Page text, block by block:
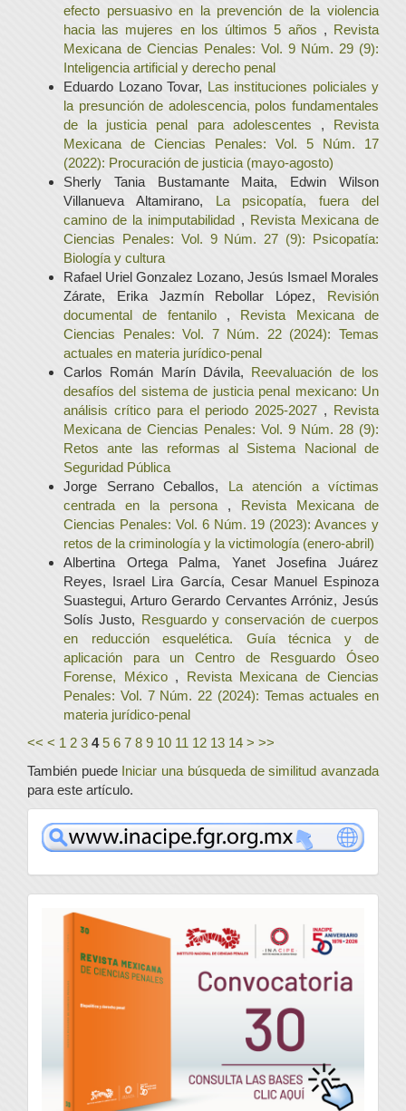
efecto persuasivo en la prevención de la violencia
hacia las mujeres en los últimos 5 años , Revista
Mexicana de Ciencias Penales: Vol. 9 Núm. 29 (9):
Inteligencia artificial y derecho penal
Eduardo Lozano Tovar, Las instituciones policiales y
la presunción de adolescencia, polos fundamentales
de la justicia penal para adolescentes , Revista
Mexicana de Ciencias Penales: Vol. 5 Núm. 17
(2022): Procuración de justicia (mayo-agosto)
Sherly Tania Bustamante Maita, Edwin Wilson
Villanueva Altamirano, La psicopatía, fuera del
camino de la inimputabilidad , Revista Mexicana de
Ciencias Penales: Vol. 9 Núm. 27 (9): Psicopatía:
Biología y cultura
Rafael Uriel Gonzalez Lozano, Jesús Ismael Morales
Zárate, Erika Jazmín Rebollar López, Revisión
documental de fentanilo , Revista Mexicana de
Ciencias Penales: Vol. 7 Núm. 22 (2024): Temas
actuales en materia jurídico-penal
Carlos Román Marín Dávila, Reevaluación de los
desafíos del sistema de justicia penal mexicano: Un
análisis crítico para el periodo 2025-2027 , Revista
Mexicana de Ciencias Penales: Vol. 9 Núm. 28 (9):
Retos ante las reformas al Sistema Nacional de
Seguridad Pública
Jorge Serrano Ceballos, La atención a víctimas
centrada en la persona , Revista Mexicana de
Ciencias Penales: Vol. 6 Núm. 19 (2023): Avances y
retos de la criminología y la victimología (enero-abril)
Albertina Ortega Palma, Yanet Josefina Juárez
Reyes, Israel Lira García, Cesar Manuel Espinoza
Suastegui, Arturo Gerardo Cervantes Arróniz, Jesús
Solís Justo, Resguardo y conservación de cuerpos
en reducción esquelética. Guía técnica y de
aplicación para un Centro de Resguardo Óseo
Forense, México , Revista Mexicana de Ciencias
Penales: Vol. 7 Núm. 22 (2024): Temas actuales en
materia jurídico-penal
<< < 1 2 3 4 5 6 7 8 9 10 11 12 13 14 > >>
También puede Iniciar una búsqueda de similitud avanzada
para este artículo.
www
convocatoria